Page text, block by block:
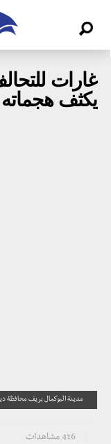
غارات
يكثف
مدينة البوكمال بريف محافظة
416 مشاهدات